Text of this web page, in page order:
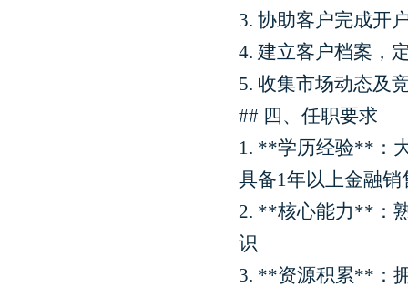
3. 协助客户完成开
4. 建立客户档案，
5. 收集市场动态及
## 四、任职要求
1. **学历经验**：
具备1年以上金融
2. **核心能力**：
识
3. **资源积累**：